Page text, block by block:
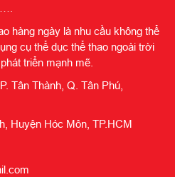
hàng ngày là nhu cầu không thể
cụ thể dục thể thao ngoài trời
triển mạnh mẽ.
Tân Thành, Q. Tân Phú,
Huyện Hóc Môn, TP.HCM